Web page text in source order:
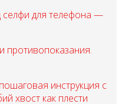
селфи для телефона —
противопоказания.
инструкция с
хвост как плести